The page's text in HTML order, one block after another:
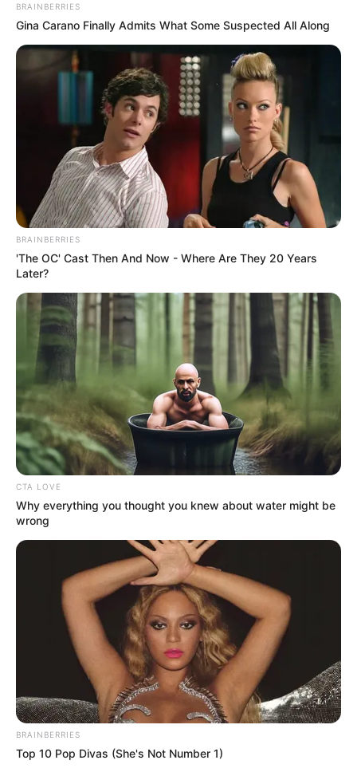
BRAINBERRIES
Gina Carano Finally Admits What Some Suspected All Along
BRAINBERRIES
'The OC' Cast Then And Now - Where Are They 20 Years
Later?
CTA LOVE
Why everything you thought you knew about water might be
wrong
BRAINBERRIES
Top 10 Pop Divas (She's Not Number 1)